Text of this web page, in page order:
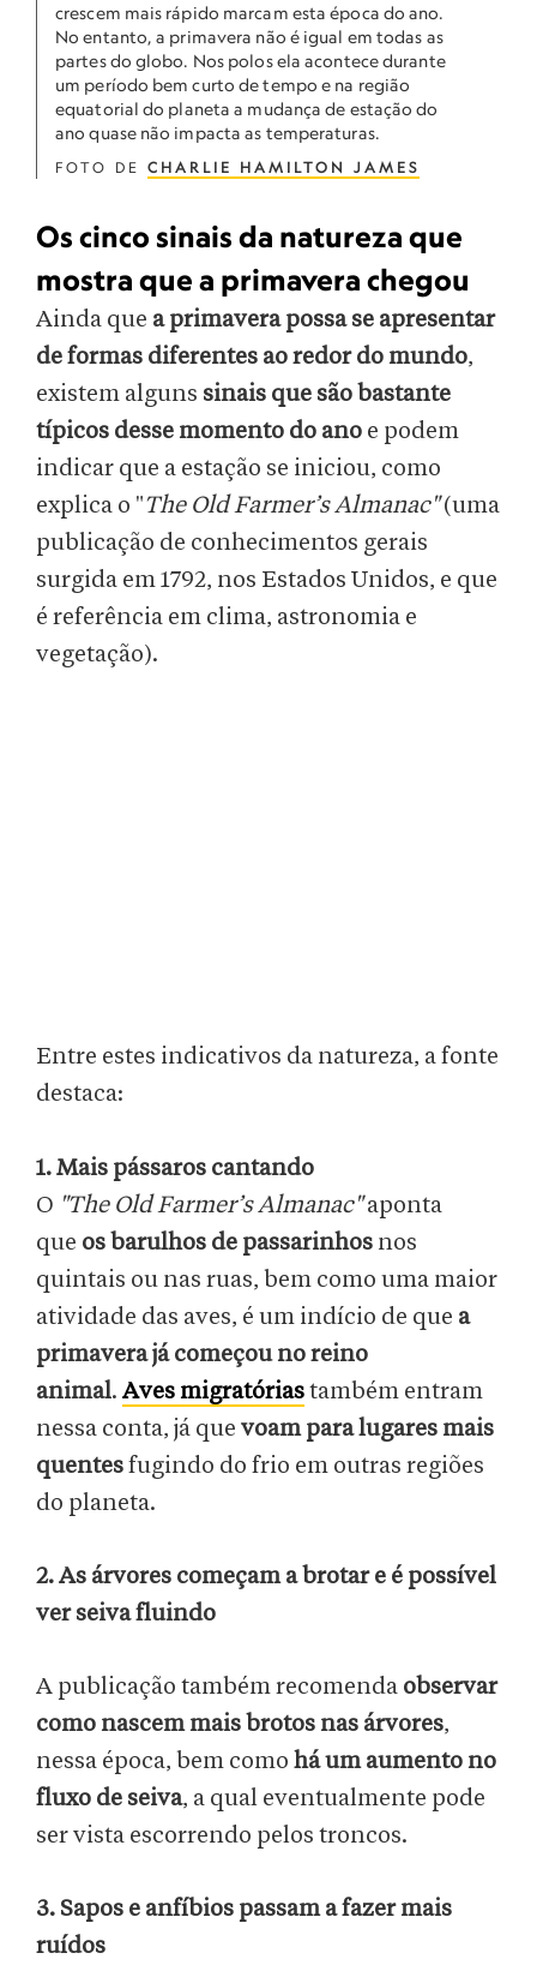
crescem mais rápido marcam esta época do ano.
No entanto, a primavera não é igual em todas as
partes do globo. Nos polos ela acontece durante
um período bem curto de tempo e na região
equatorial do planeta a mudança de estação do
ano quase não impacta as temperaturas.
FOTO DE CHARLIE HAMILTON JAMES
Os cinco sinais da natureza que
mostra que a primavera chegou
Ainda que a primavera possa se apresentar
de formas diferentes ao redor do mundo,
existem alguns sinais que são bastante
típicos desse momento do ano e podem
indicar que a estação se iniciou, como
explica o "The Old Farmer’s Almanac"(uma
publicação de conhecimentos gerais
surgida em 1792, nos Estados Unidos, e que
é referência em clima, astronomia e
vegetação).
Entre estes indicativos da natureza, a fonte
destaca:
1. Mais pássaros cantando
O "The Old Farmer’s Almanac"aponta
que os barulhos de passarinhos nos
quintais ou nas ruas, bem como uma maior
atividade das aves, é um indício de que a
primavera já começou no reino
animal. Aves migratóriastambém entram
nessa conta, já que voam para lugares mais
quentesfugindo do frio em outras regiões
do planeta.
2. As árvores começam a brotar e é possível
ver seiva fluindo
A publicação também recomenda observar
como nascem mais brotos nas árvores,
nessa época, bem como há um aumento no
fluxo de seiva, a qual eventualmente pode
ser vista escorrendo pelos troncos.
3. Sapos e anfíbios passam a fazer mais
ruídos